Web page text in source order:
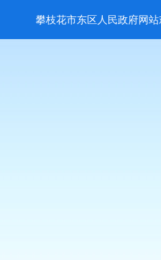
攀枝花市东区人民政府网